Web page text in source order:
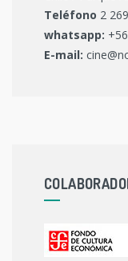
Teléfono 2
whatsapp:
E-mail: